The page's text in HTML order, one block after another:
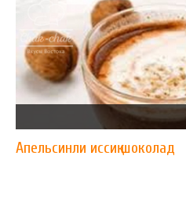
Апельсинли иссиқ шоколад